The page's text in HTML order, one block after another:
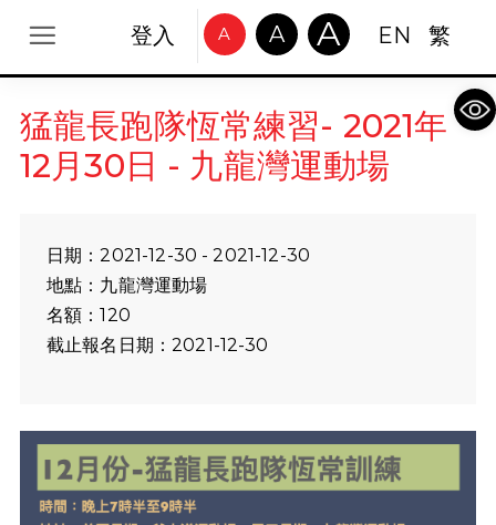
登入 A A A EN 繁
猛龍長跑隊恆常練習- 2021年
12月30日 - 九龍灣運動場
日期：2021-12-30 - 2021-12-30
地點：九龍灣運動場
名額：120
截止報名日期：2021-12-30